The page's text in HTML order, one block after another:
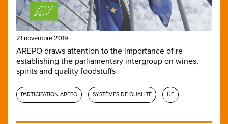
21 novembre 2019
AREPO draws attention to the importance of re-
establishing the parliamentary intergroup on wines,
spirits and quality foodstuffs
PARTICIPATION AREPO SYSTÈMES DE QUALITÉ UE